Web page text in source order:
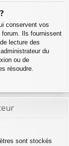
conservent vos
forum. Ils fournissent
lecture des
du
ou de
résoudre.
sont stockés